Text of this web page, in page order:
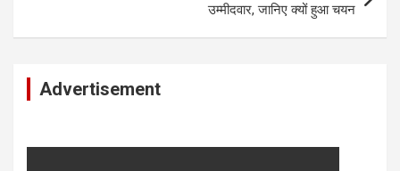
उम्मीदवार, जानिए क्यों हुआ चयन
Advertisement